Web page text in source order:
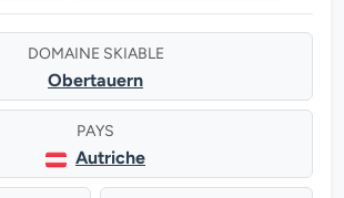
DOMAINE SKIABLE
Obertauern
PAYS
Autriche